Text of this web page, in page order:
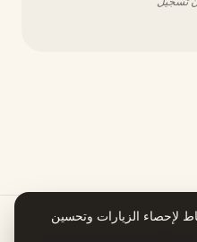
لإحصاء الزيارات وتحسين